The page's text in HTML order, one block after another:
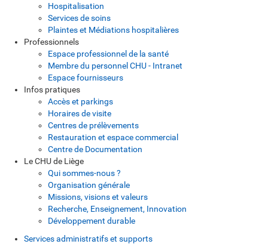
Hospitalisation
Services de soins
Plaintes et Médiations hospitalières
Professionnels
Espace professionnel de la santé
Membre du personnel CHU - Intranet
Espace fournisseurs
Infos pratiques
Accès et parkings
Horaires de visite
Centres de prélèvements
Restauration et espace commercial
Centre de Documentation
Le CHU de Liège
Qui sommes-nous ?
Organisation générale
Missions, visions et valeurs
Recherche, Enseignement, Innovation
Développement durable
Services administratifs et supports